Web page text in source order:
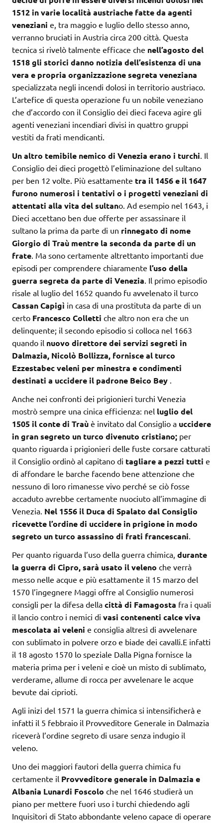
1512 in varie località austriache fatte da agenti
veneziani e, tra maggio e luglio dello stesso anno,
verranno bruciati in Austria circa 200 città. Questa
tecnica si rivelò talmente efficace che nell’agosto del
1518 gli storici danno notizia dell’esistenza di una
vera e propria organizzazione segreta veneziana
specializzata negli incendi dolosi in territorio austriaco.
L’artefice di questa operazione fu un nobile veneziano
che d’accordo con il Consiglio dei dieci faceva agire gli
agenti veneziani incendiari divisi in quattro gruppi
vestiti da frati mendicanti.
Un altro temibile nemico di Venezia erano i turchi. Il
Consiglio dei dieci progettò l’eliminazione del sultano
per ben 12 volte. Più esattamente tra il 1456 e il 1647
furono numerosi i tentativi o i progetti veneziani di
attentati alla vita del sultano. Ad esempio nel 1643, i
Dieci accettano ben due offerte per assassinare il
sultano la prima da parte di un rinnegato di nome
Giorgio di Traù mentre la seconda da parte di un
frate. Ma sono certamente altrettanto importanti due
episodi per comprendere chiaramente l’uso della
guerra segreta da parte di Venezia. Il primo episodio
risale al luglio del 1652 quando fu avvelenato il turco
Cassan Capigì in casa di una prostituta da parte di un
certo Francesco Colletti che altro non era che un
delinquente; il secondo episodio si colloca nel 1663
quando il nuovo direttore dei servizi segreti in
Dalmazia, Nicolò Bollizza, fornisce al turco
Ezzestabec veleni per minestra e condimenti
destinati a uccidere il padrone Beico Bey .
Anche nei confronti dei prigionieri turchi Venezia
mostrò sempre una cinica efficienza: nel luglio del
1505 il conte di Traù è invitato dal Consiglio a uccidere
in gran segreto un turco divenuto cristiano; per
quanto riguarda i prigionieri delle fuste corsare catturati
il Consiglio ordinò al capitano di tagliare a pezzi tutti e
di affondare le barche facendo bene attenzione che
nessuno di loro rimanesse vivo perché se ciò fosse
accaduto avrebbe certamente nuociuto all’immagine di
Venezia. Nel 1556 il Duca di Spalato dal Consiglio
ricevette l’ordine di uccidere in prigione in modo
segreto un turco assassino di frati francescani.
Per quanto riguarda l’uso della guerra chimica, durante
la guerra di Cipro, sarà usato il veleno che verrà
messo nelle acque e più esattamente il 15 marzo del
1570 l’ingegnere Maggi offre al Consiglio numerosi
consigli per la difesa della città di Famagosta fra i quali
il lancio contro i nemici di vasi contenenti calce viva
mescolata ai veleni e consiglia altresì di avvelenare
con sublimato in polvere orzo e biade dei cavalli.E infatti
il 18 agosto 1570 lo speziale Dalla Pigna fornisce la
materia prima per i veleni e cioè un misto di sublimato,
verderame, allume di rocca per avvelenare le acque
bevute dai ciprioti.
Agli inizi del 1571 la guerra chimica si intensificherà e
infatti il 5 febbraio il Provveditore Generale in Dalmazia
riceverà l’ordine segreto di usare senza indugio il
veleno.
Uno dei maggiori fautori della guerra chimica fu
certamente il Provveditore generale in Dalmazia e
Albania Lunardi Foscolo che nel 1646 studierà un
piano per mettere fuori uso i turchi chiedendo agli
Inquisitori di Stato abbondante veleno capace di operare